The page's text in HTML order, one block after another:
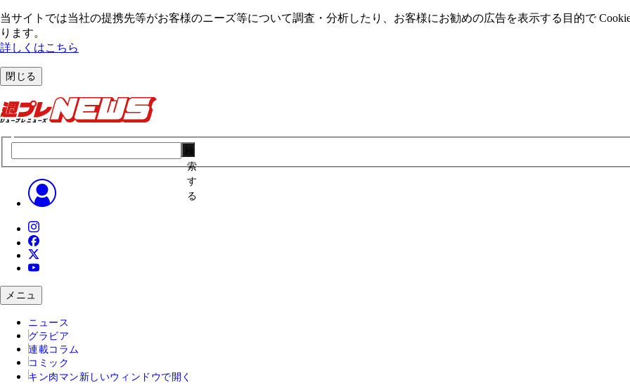
当サイトでは当社の提携先等がお客様のニーズ等について調査・分析したり、お客様にお勧めの広告を表⽰する⽬的で
ります。
詳しくはこちら
閉じる
索
す
る
メニュ
ニュース
グラビア
連載コラム
コミック
キン肉マン 新しいウィンドウで開く